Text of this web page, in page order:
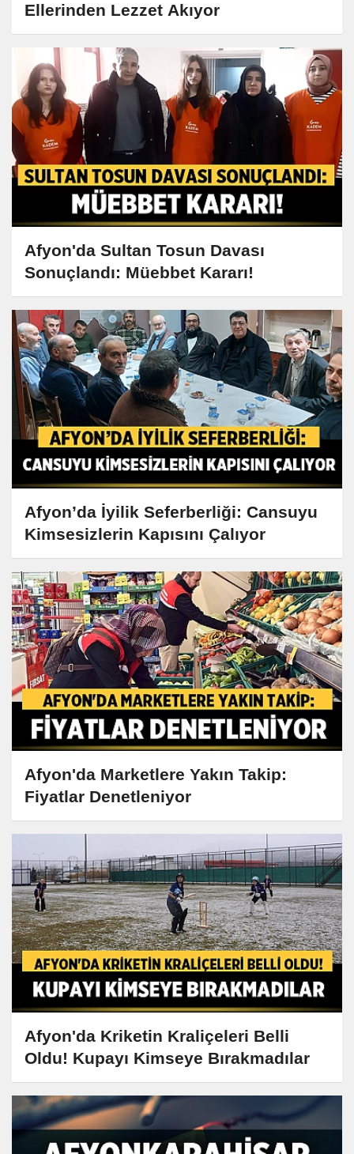
Ellerinden Lezzet Akıyor
Afyon'da Sultan Tosun Davası
Sonuçlandı: Müebbet Kararı!
Afyon’da İyilik Seferberliği: Cansuyu
Kimsesizlerin Kapısını Çalıyor
Afyon'da Marketlere Yakın Takip:
Fiyatlar Denetleniyor
Afyon'da Kriketin Kraliçeleri Belli
Oldu! Kupayı Kimseye Bırakmadılar